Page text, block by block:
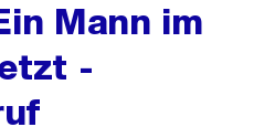
Mann im
-